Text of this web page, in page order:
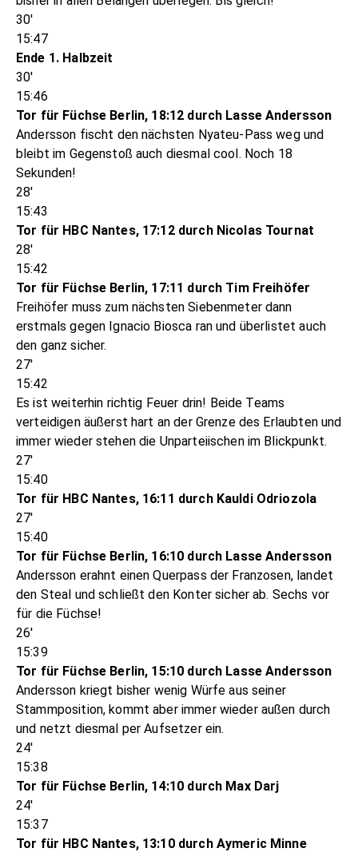
30'
15:47
Ende 1. Halbzeit
30'
15:46
Tor für Füchse Berlin, 18:12 durch Lasse Andersson
Andersson fischt den nächsten Nyateu-Pass weg und
bleibt im Gegenstoß auch diesmal cool. Noch 18
Sekunden!
28'
15:43
Tor für HBC Nantes, 17:12 durch Nicolas Tournat
28'
15:42
Tor für Füchse Berlin, 17:11 durch Tim Freihöfer
Freihöfer muss zum nächsten Siebenmeter dann
erstmals gegen Ignacio Biosca ran und überlistet auch
den ganz sicher.
27'
15:42
Es ist weiterhin richtig Feuer drin! Beide Teams
verteidigen äußerst hart an der Grenze des Erlaubten und
immer wieder stehen die Unparteiischen im Blickpunkt.
27'
15:40
Tor für HBC Nantes, 16:11 durch Kauldi Odriozola
27'
15:40
Tor für Füchse Berlin, 16:10 durch Lasse Andersson
Andersson erahnt einen Querpass der Franzosen, landet
den Steal und schließt den Konter sicher ab. Sechs vor
für die Füchse!
26'
15:39
Tor für Füchse Berlin, 15:10 durch Lasse Andersson
Andersson kriegt bisher wenig Würfe aus seiner
Stammposition, kommt aber immer wieder außen durch
und netzt diesmal per Aufsetzer ein.
24'
15:38
Tor für Füchse Berlin, 14:10 durch Max Darj
24'
15:37
Tor für HBC Nantes, 13:10 durch Aymeric Minne